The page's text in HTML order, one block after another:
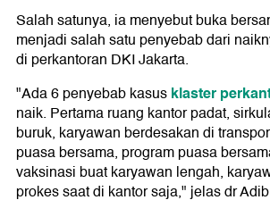
Salah satunya, ia menyebut buka
menjadi salah satu penyebab dari
di perkantoran DKI Jakarta.
"Ada 6 penyebab kasusklaster
naik. Pertama ruang kantor padat,
buruk, karyawan berdesakan di
puasa bersama, program puasa
vaksinasi buat karyawan lengah,
prokes saat di kantor saja," jelas dr